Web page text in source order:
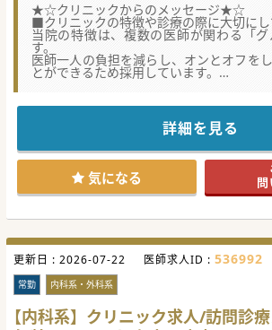
★☆クリニックからのメッセージ★☆
■クリニックの特徴や診療の際に大切にし
当院の特徴は、複数の医師が関わる「
す。
医師一人の負担を減らし、オンとオフを
とができるため採用しています。
グループ診療制により、他の医師の視点
また、人間関係においてもお互いに助け
るため、良好な関係を築くことにつなが
ぜひ一度ご見学にお越しください。
■クリニックの成り立ち、経緯や将来の
1995年に開業した由布市湯布院町にあり
ック】と、隣りの別府市に2023年に開業
それぞれのクリニックの診療に入ったり
ール当番を合同で行うことで、医師一人
減らしています。
今後はさらに落ち着いて診療にあたること
るために、べっぷ在宅･訪問クリニックに
増員したいと考えています。
■在宅医療に対するやりがいや面白さな
る未経験の医師へ向けてのメッセージ
詳細を見る
気になる
更新日 : 2026-07-22 医師求人ID : 536992
常勤 内科系・外科系
【内科系】クリニック求人/訪問診